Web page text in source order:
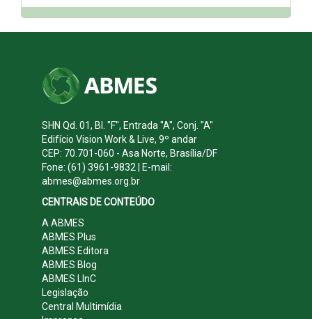
SHN Qd. 01, Bl. "F", Entrada "A", Conj. "A"
Edifício Vision Work & Live, 9º andar
CEP: 70.701-060 - Asa Norte, Brasília/DF
Fone: (61) 3961-9832 | E-mail:
abmes@abmes.org.br
CENTRAIS DE CONTEÚDO
A ABMES
ABMES Plus
ABMES Editora
ABMES Blog
ABMES LInC
Legislação
Central Multimídia